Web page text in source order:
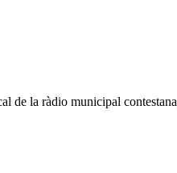
de la ràdio municipal